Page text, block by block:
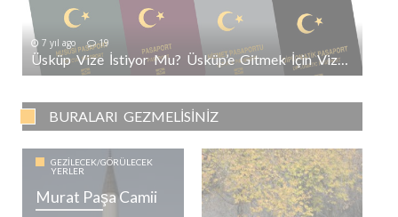
7 yıl ago 19
Üsküp Vize İstiyor Mu? Üsküp’e Gitmek İçin Vize Gerekli Mi?
BURALARI GEZMELISINIZ
GEZILECEK/GÖRÜLECEK
YERLER
Murat Paşa Camii